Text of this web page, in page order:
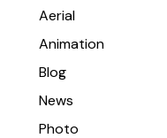
Aerial
Animation
Blog
News
Photo